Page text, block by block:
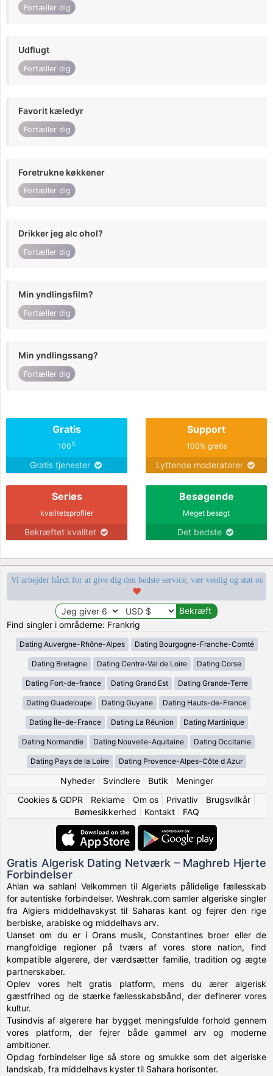
Fortæller dig
Udflugt
Fortæller dig
Favorit kæledyr
Fortæller dig
Foretrukne køkkener
Fortæller dig
Drikker jeg alc ohol?
Fortæller dig
Min yndlingsfilm?
Fortæller dig
Min yndlingssang?
Fortæller dig
Gratis
100%
Gratis tjenester
Support
100% gratis
Lyttende moderatorer
Seriøs
kvalitetsprofiler
Bekræftet kvalitet
Besøgende
Meget besøgt
Det bedste
Vi arbejder hårdt for at give dig den bedste service, vær venlig og støt os
Find singler i områderne: Frankrig
Dating Auvergne-Rhône-Alpes Dating Bourgogne-Franche-Comté
Dating Bretagne Dating Centre-Val de Loire Dating Corse
Dating Fort-de-france Dating Grand Est Dating Grande-Terre
Dating Guadeloupe Dating Guyane Dating Hauts-de-France
Dating Île-de-France Dating La Réunion Dating Martinique
Dating Normandie Dating Nouvelle-Aquitaine Dating Occitanie
Dating Pays de la Loire Dating Provence-Alpes-Côte d Azur
Nyheder| Svindlere| Butik
Meninger
Cookies & GDPR
Reklame| Om os| Privatliv| Brugsvilkår|
Børnesikkerhed
Kontakt| FAQ
Gratis Algerisk Dating Netværk – Maghreb Hjerte
Forbindelser
Ahlan wa sahlan! Velkommen til Algeriets pålidelige fællesskab
for autentiske forbindelser. Weshrak.com samler algeriske singler
fra Algiers middelhavskyst til Saharas kant og fejrer den rige
berbiske, arabiske og middelhavs arv.
Uanset om du er i Orans musik, Constantines broer eller de
mangfoldige regioner på tværs af vores store nation, find
kompatible algerere, der værdsætter familie, tradition og ægte
partnerskaber.
Oplev vores helt gratis platform, mens du ærer algerisk
gæstfrihed og de stærke fællesskabsbånd, der definerer vores
kultur.
Tusindvis af algerere har bygget meningsfulde forhold gennem
vores platform, der fejrer både gammel arv og moderne
ambitioner.
Opdag forbindelser lige så store og smukke som det algeriske
landskab, fra middelhavs kyster til Sahara horisonter.